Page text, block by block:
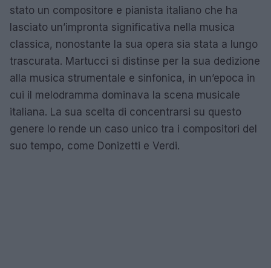
stato un compositore e pianista italiano che ha
lasciato un’impronta significativa nella musica
classica, nonostante la sua opera sia stata a lungo
trascurata. Martucci si distinse per la sua dedizione
alla musica strumentale e sinfonica, in un’epoca in
cui il melodramma dominava la scena musicale
italiana. La sua scelta di concentrarsi su questo
genere lo rende un caso unico tra i compositori del
suo tempo, come Donizetti e Verdi.